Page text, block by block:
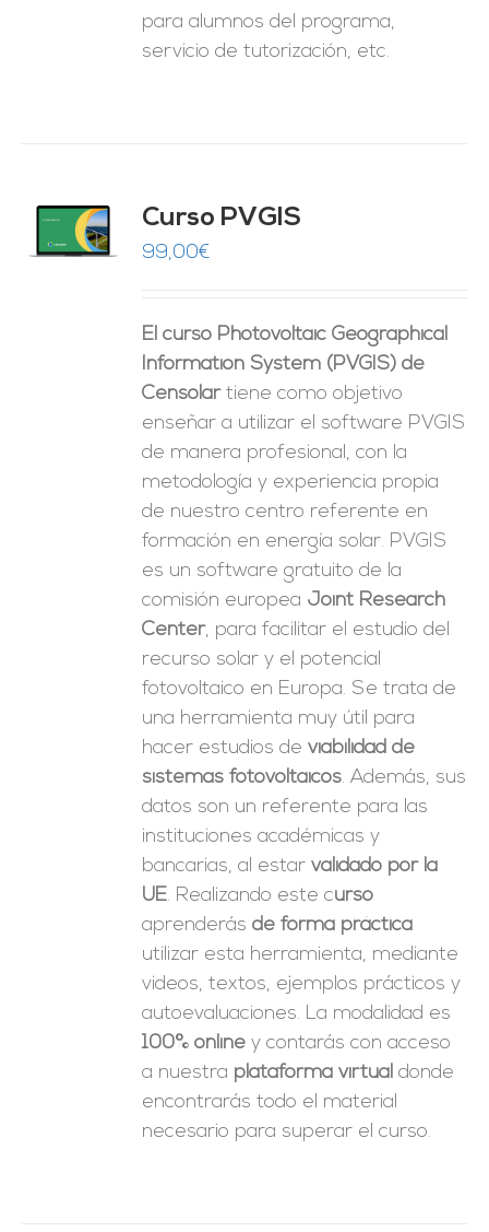
para alumnos del programa,
servicio de tutorización, etc.
Curso PVGIS
99,00€
El curso Photovoltaic Geographical
Information System (PVGIS) de
Censolartiene como objetivo
enseñar a utilizar el software PVGIS
de manera profesional, con la
metodología y experiencia propia
de nuestro centro referente en
formación en energía solar. PVGIS
es un software gratuito de la
comisión europea Joint Research
Center, para facilitar el estudio del
recurso solar y el potencial
fotovoltaico en Europa. Se trata de
una herramienta muy útil para
hacer estudios deviabilidad de
sistemas fotovoltaicos. Además, sus
datos son un referente para las
instituciones académicas y
bancarias, al estarvalidado por la
UE. Realizando este curso
aprenderásde forma práctica
utilizar esta herramienta, mediante
videos, textos, ejemplos prácticos y
autoevaluaciones. La modalidad es
100% online y contarás con acceso
a nuestra plataforma virtual donde
encontrarás todo el material
necesario para superar el curso.